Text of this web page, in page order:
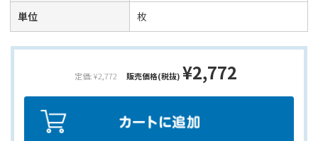
単位 枚
定価: ¥2,772 販売価格(税抜) ¥2,772